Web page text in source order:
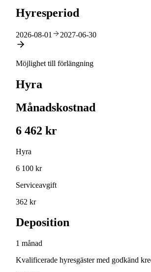
Hyresperiod
2026-08-01 2027-06-30
Möjlighet till förlängning
Hyra
Månadskostnad
6 462 kr
Hyra
6 100 kr
Serviceavgift
362 kr
Deposition
1 månad
Kvalificerade hyresgäster med godkänd